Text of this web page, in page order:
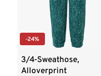
-24%
3/4-Sweathose,
Alloverprint